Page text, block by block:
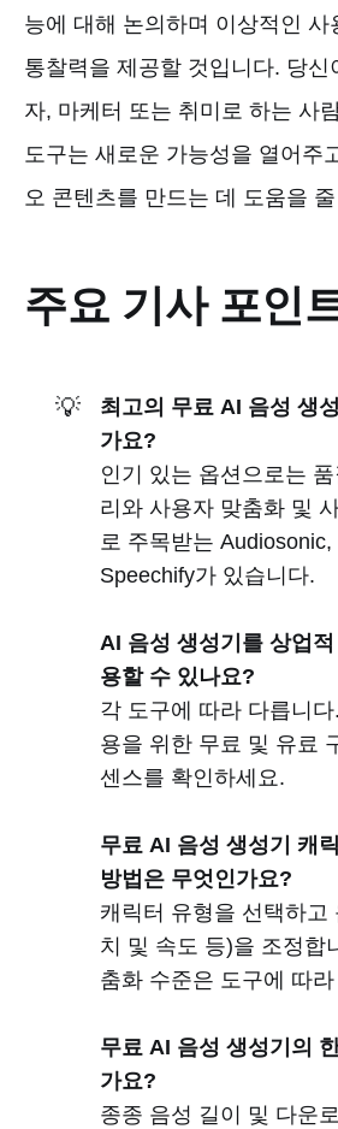
능에 대해 논의하며 이상적인 사
통찰력을 제공할 것입니다. 당신
자, 마케터 또는 취미로 하는 사
도구는 새로운 가능성을 열어주
오 콘텐츠를 만드는 데 도움을
주요 기사 포인
💡
최고의 무료 AI 음성 생
가요?
인기 있는 옵션으로는
리와 사용자 맞춤화 및
로 주목받는 Audiosonic,
Speechify가 있습니다.
AI 음성 생성기를 상업
용할 수 있나요?
각 도구에 따라 다릅니
용을 위한 무료 및 유료
센스를 확인하세요.
무료 AI 음성 생성기 캐
방법은 무엇인가요?
캐릭터 유형을 선택하고
치 및 속도 등)을 조정합
춤화 수준은 도구에 따
무료 AI 음성 생성기의
가요?
종종 음성 길이 및 다운